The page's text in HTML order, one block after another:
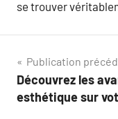
se trouver
Navigation
de
Publication
Découvrez les
esthétique sur